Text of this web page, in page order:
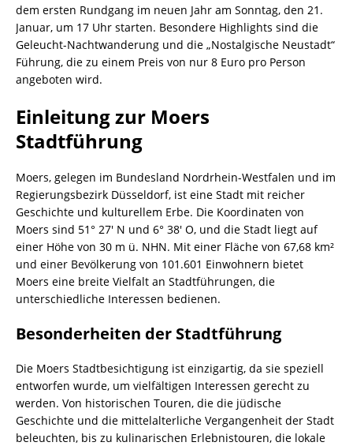
dem ersten Rundgang im neuen Jahr am Sonntag, den 21.
Januar, um 17 Uhr starten. Besondere Highlights sind die
Geleucht-Nachtwanderung und die „Nostalgische Neustadt“
Führung, die zu einem Preis von nur 8 Euro pro Person
angeboten wird.
Einleitung zur Moers
Stadtführung
Moers, gelegen im Bundesland Nordrhein-Westfalen und im
Regierungsbezirk Düsseldorf, ist eine Stadt mit reicher
Geschichte und kulturellem Erbe. Die Koordinaten von
Moers sind 51° 27′ N und 6° 38′ O, und die Stadt liegt auf
einer Höhe von 30 m ü. NHN. Mit einer Fläche von 67,68 km²
und einer Bevölkerung von 101.601 Einwohnern bietet
Moers eine breite Vielfalt an Stadtführungen, die
unterschiedliche Interessen bedienen.
Besonderheiten der Stadtführung
Die Moers Stadtbesichtigung ist einzigartig, da sie speziell
entworfen wurde, um vielfältigen Interessen gerecht zu
werden. Von historischen Touren, die die jüdische
Geschichte und die mittelalterliche Vergangenheit der Stadt
beleuchten, bis zu kulinarischen Erlebnistouren, die lokale